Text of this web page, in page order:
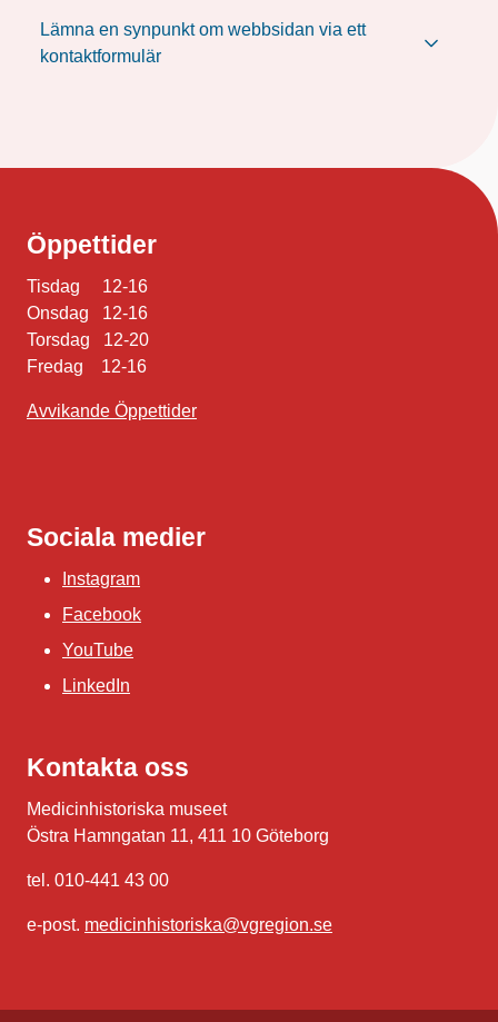
Lämna en synpunkt om webbsidan via ett
kontaktformulär
Öppettider
Tisdag 12-16
Onsdag 12-16
Torsdag 12-20
Fredag 12-16
Avvikande Öppettider
Sociala medier
Instagram
Facebook
YouTube
LinkedIn
Kontakta oss
Medicinhistoriska museet
Östra Hamngatan 11, 411 10 Göteborg
tel. 010-441 43 00
e-post. medicinhistoriska@vgregion.se